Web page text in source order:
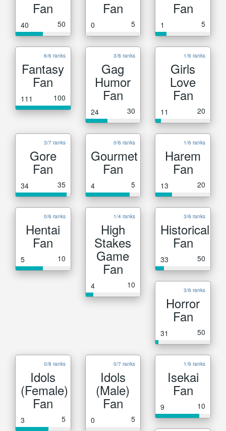
Fan
40 50
Fan
0 5
Fan
1 5
6/6 ranks
Fantasy
Fan
111 100
3/8 ranks
Gag
Humor
Fan
24 30
1/6 ranks
Girls
Love
Fan
11 20
3/7 ranks
Gore
Fan
34 35
0/6 ranks
Gourmet
Fan
4 5
1/6 ranks
Harem
Fan
13 20
0/6 ranks
Hentai
Fan
5 10
1/4 ranks
High
Stakes
Game
Fan
4 10
3/6 ranks
Historical
Fan
33 50
3/6 ranks
Horror
Fan
31 50
0/8 ranks
Idols
(Female)
Fan
3 5
0/7 ranks
Idols
(Male)
Fan
0 5
1/9 ranks
Isekai
Fan
9 10